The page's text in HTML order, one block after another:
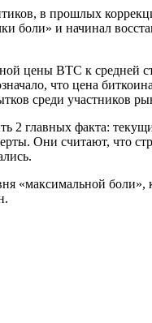
в прошлых
и начинал
BTC к средней
что цена
среди участников
главных факта:
Они считают, что
«максимальной